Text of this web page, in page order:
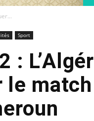
Sport
:
le